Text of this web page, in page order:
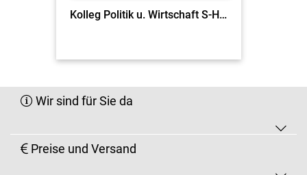
Kolleg Politik u. Wirtschaft S-H c&t E-Ph. neu EL
Wir sind für Sie da
Preise und Versand